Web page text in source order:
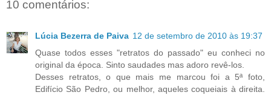
10 comentários:
Lúcia Bezerra de Paiva 12 de setembro de 2010 às 19:37
Quase todos esses "retratos do passado" eu conheci no
original da época. Sinto saudades mas adoro revê-los.
Desses retratos, o que mais me marcou foi a 5ª foto,
Edifício São Pedro, ou melhor, aqueles coqueiais à direita.